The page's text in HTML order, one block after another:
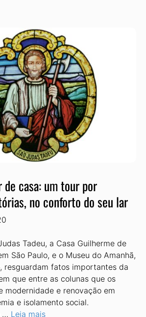
casa: um tour por
no conforto do seu lar
Tadeu, a Casa Guilherme de
São Paulo, e o Museu do Amanhã,
resguardam fatos importantes da
que entre as colunas que os
modernidade e renovação em
e isolamento social.
… Leia mais